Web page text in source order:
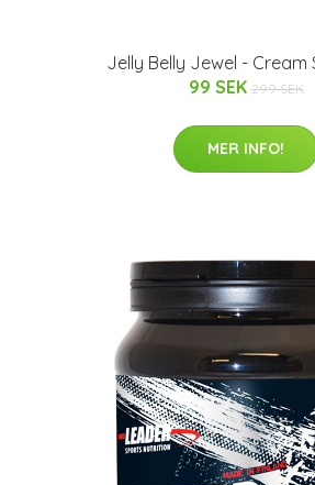
Jelly Belly Jewel - Cream
99 SEK 299 SEK
MER INFO!